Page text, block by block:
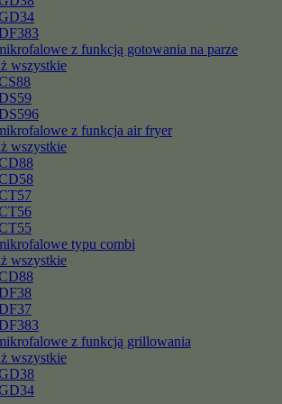
z funkcją gotowania na parze
wszystkie
z funkcja air fryer
wszystkie
typu combi
wszystkie
z funkcją grillowania
wszystkie